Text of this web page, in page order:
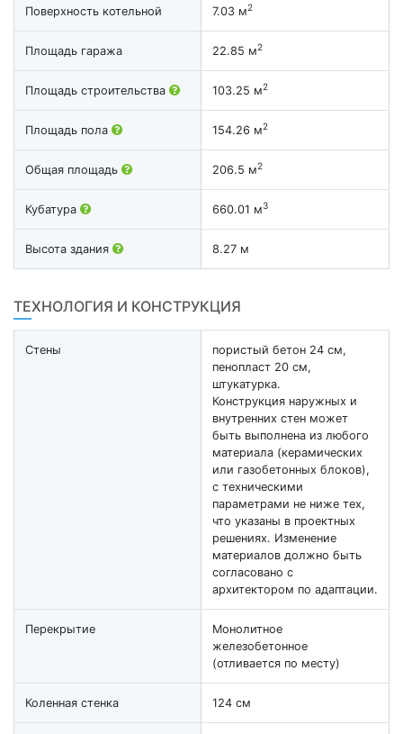
Поверхность котельной 7.03 м2
Площадь гаража 22.85 м2
Площадь строительства 103.25 м2
Площадь пола 154.26 м2
Общая площадь 206.5 м2
Кубатура 660.01 м3
Высота здания 8.27 м
ТЕХНОЛОГИЯ И КОНСТРУКЦИЯ
Стены
пористый бетон 24 см,
пенопласт 20 см,
штукатурка.
Конструкция наружных и
внутренних стен может
быть выполнена из любого
материала (керамических
или газобетонных блоков),
с техническими
параметрами не ниже тех,
что указаны в проектных
решениях. Изменение
материалов должно быть
согласовано с
архитектором по адаптации.
Перекрытие
Монолитное
железобетонное
(отливается по месту)
Коленная стенка 124 см